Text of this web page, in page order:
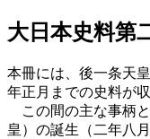
大日本史料第
本冊には、後一条天
年正月までの史料が収
この間の主な事柄
皇）の誕生（二年八